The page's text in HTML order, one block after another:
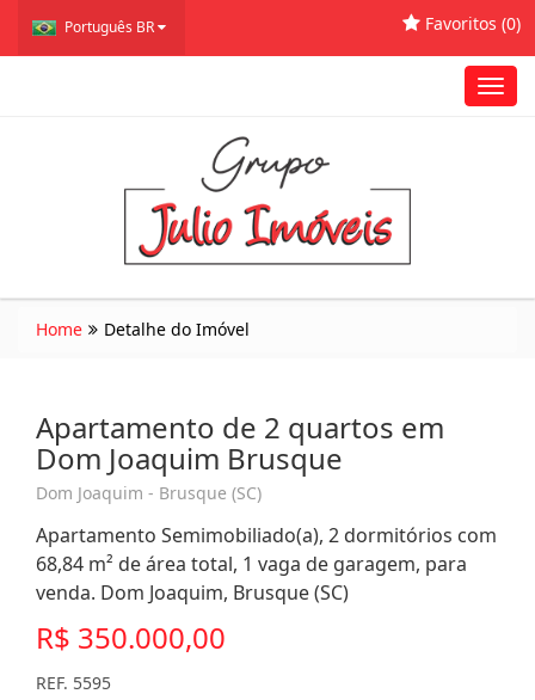
Português BR Favoritos (0)
Home Detalhe do Imóvel
Apartamento de 2 quartos em
Dom Joaquim Brusque
Dom Joaquim - Brusque (SC)
Apartamento Semimobiliado(a), 2 dormitórios com
68,84 m² de área total, 1 vaga de garagem, para
venda. Dom Joaquim, Brusque (SC)
R$ 350.000,00
REF. 5595